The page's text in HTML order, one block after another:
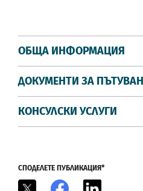
ОБЩА ИНФОРМАЦИЯ
ДОКУМЕНТИ ЗА
КОНСУЛСКИ УСЛУГИ
СПОДЕЛЕТЕ ПУБЛИКАЦИЯ*
Facebook